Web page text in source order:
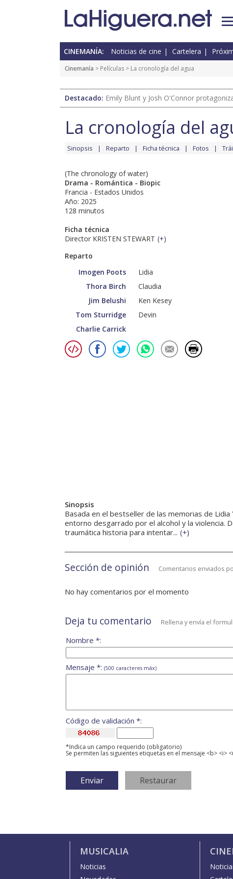
CINEMANÍA: Noticias de cine Cartelera
Cinemanía > Películas > La cronología del agua
Destacado: Emily Blunt y Josh O'Connor
La cronología del
Sinopsis Reparto Ficha técnica Fotos
(The chronology of water)
Drama - Romántica - Biopic
Francia - Estados Unidos
Año: 2025
128 minutos
Ficha técnica
Director KRISTEN STEWART (+)
Reparto
Imogen Poots
Lidia
Thora Birch
Claudia
Jim Belushi
Ken Kesey
Tom Sturridge
Devin
Charlie Carrick
Sinopsis
Basada en el bestseller de las memorias de
entorno desgarrado por el alcohol y la violencia.
traumática historia para intentar... (+)
Sección de opinión Comentarios enviados
No hay comentarios por el momento
Deja tu comentario Rellena y envía el
Nombre *:
Mensaje *: (500 caracteres máx)
Código de validación *:
*Indica un campo requerido (obligatorio)
Se permiten las siguientes etiquetas en el mensaje <b> <i>
MUSICALIA
Noticias